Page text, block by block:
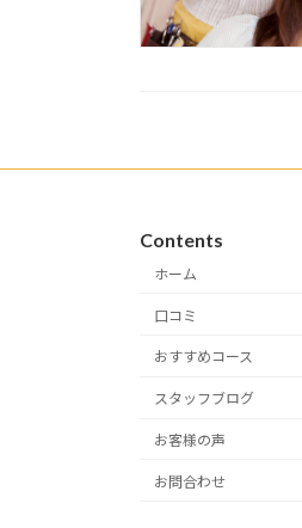
Contents
ホーム
口コミ
おすすめコース
スタッフブログ
お客様の声
お問合わせ